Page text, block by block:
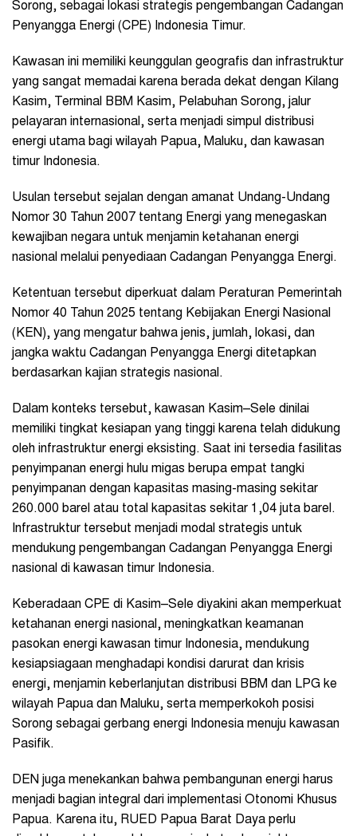
Sorong, sebagai lokasi strategis pengembangan Cadangan
Penyangga Energi (CPE) Indonesia Timur.
Kawasan ini memiliki keunggulan geografis dan infrastruktur
yang sangat memadai karena berada dekat dengan Kilang
Kasim, Terminal BBM Kasim, Pelabuhan Sorong, jalur
pelayaran internasional, serta menjadi simpul distribusi
energi utama bagi wilayah Papua, Maluku, dan kawasan
timur Indonesia.
Usulan tersebut sejalan dengan amanat Undang-Undang
Nomor 30 Tahun 2007 tentang Energi yang menegaskan
kewajiban negara untuk menjamin ketahanan energi
nasional melalui penyediaan Cadangan Penyangga Energi.
Ketentuan tersebut diperkuat dalam Peraturan Pemerintah
Nomor 40 Tahun 2025 tentang Kebijakan Energi Nasional
(KEN), yang mengatur bahwa jenis, jumlah, lokasi, dan
jangka waktu Cadangan Penyangga Energi ditetapkan
berdasarkan kajian strategis nasional.
Dalam konteks tersebut, kawasan Kasim–Sele dinilai
memiliki tingkat kesiapan yang tinggi karena telah didukung
oleh infrastruktur energi eksisting. Saat ini tersedia fasilitas
penyimpanan energi hulu migas berupa empat tangki
penyimpanan dengan kapasitas masing-masing sekitar
260.000 barel atau total kapasitas sekitar 1,04 juta barel.
Infrastruktur tersebut menjadi modal strategis untuk
mendukung pengembangan Cadangan Penyangga Energi
nasional di kawasan timur Indonesia.
Keberadaan CPE di Kasim–Sele diyakini akan memperkuat
ketahanan energi nasional, meningkatkan keamanan
pasokan energi kawasan timur Indonesia, mendukung
kesiapsiagaan menghadapi kondisi darurat dan krisis
energi, menjamin keberlanjutan distribusi BBM dan LPG ke
wilayah Papua dan Maluku, serta memperkokoh posisi
Sorong sebagai gerbang energi Indonesia menuju kawasan
Pasifik.
DEN juga menekankan bahwa pembangunan energi harus
menjadi bagian integral dari implementasi Otonomi Khusus
Papua. Karena itu, RUED Papua Barat Daya perlu